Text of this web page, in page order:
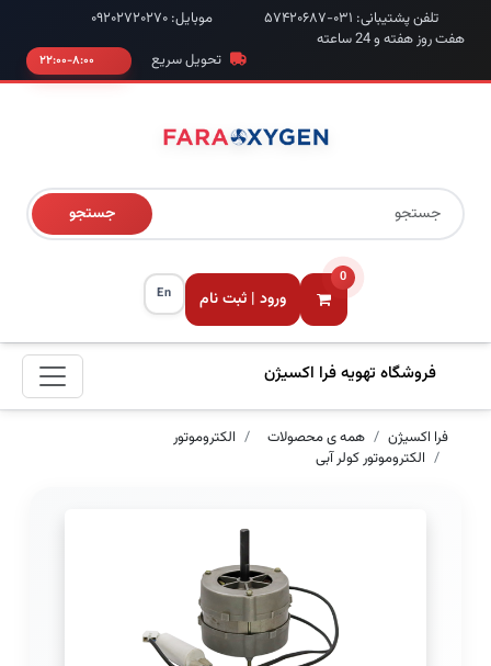
تلفن پشتیبانی: ۰۳۱-۵۷۴۲۰۶۸۷
موبایل: ۰۹۲۰۲۷۲۰۲۷۰
هفت روز هفته و 24 ساعته
تحویل سریع
جستجو
0
ورود | ثبت نام En
فروشگاه تهویه فرا اکسیژن
فرا اکسیژن همه ی محصولات
الکتروموتور
الکتروموتور کولر آبی